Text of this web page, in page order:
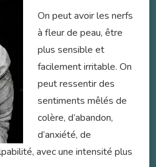
On peut avoir les nerfs
à fleur de peau, être
plus sensible et
facilement irritable. On
peut ressentir des
sentiments mêlés de
colère, d’abandon,
d’anxiété, de
avec une intensité plus